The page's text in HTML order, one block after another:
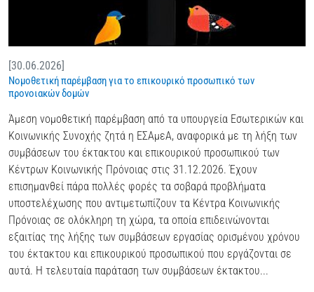
[30.06.2026]
Νομοθετική παρέμβαση για το επικουρικό προσωπικό των
προνοιακών δομών
Άμεση νομοθετική παρέμβαση από τα υπουργεία Εσωτερικών και
Κοινωνικής Συνοχής ζητά η ΕΣΑμεΑ, αναφορικά με τη λήξη των
συμβάσεων του έκτακτου και επικουρικού προσωπικού των
Κέντρων Κοινωνικής Πρόνοιας στις 31.12.2026. Έχουν
επισημανθεί πάρα πολλές φορές τα σοβαρά προβλήματα
υποστελέχωσης που αντιμετωπίζουν τα Κέντρα Κοινωνικής
Πρόνοιας σε ολόκληρη τη χώρα, τα οποία επιδεινώνονται
εξαιτίας της λήξης των συμβάσεων εργασίας ορισμένου χρόνου
του έκτακτου και επικουρικού προσωπικού που εργάζονται σε
αυτά. Η τελευταία παράταση των συμβάσεων έκτακτου...